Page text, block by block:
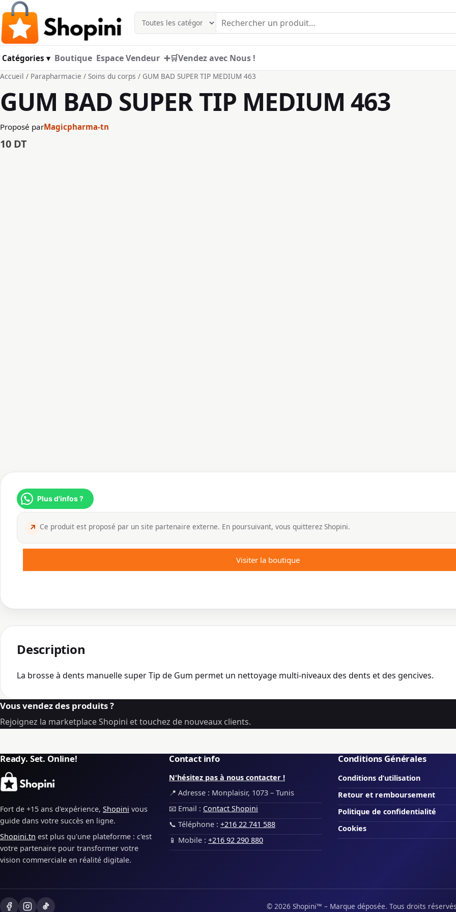
Aller au contenu principal
Catégories ▾ Boutique Espace Vendeur ➕🛒Vendez avec Nous !
Accueil / Parapharmacie / Soins du corps / GUM BAD SUPER TIP MEDIUM 463
GUM BAD SUPER TIP MEDIUM 463
Proposé parMagicpharma-tn
10 DT
Plus d'infos ?
↗ Ce produit est proposé par un site partenaire externe. En poursuivant, vous quitterez Shopini.
Visiter la boutique
Description
La brosse à dents manuelle super Tip de Gum permet un nettoyage multi-niveaux des dents et des gencives.
Vous vendez des produits ?
Rejoignez la marketplace Shopini et touchez de nouveaux clients.
Ready. Set. Online!
Fort de +15 ans d'expérience, Shopini vous
guide dans votre succès en ligne.
Shopini.tn est plus qu'une plateforme : c'est
votre partenaire pour transformer votre
vision commerciale en réalité digitale.
Contact info
N'hésitez pas à nous contacter !
📍 Adresse : Monplaisir, 1073 – Tunis
📧 Email : Contact Shopini
📞 Téléphone : +216 22 741 588
📱 Mobile : +216 92 290 880
Conditions Générales
Conditions d’utilisation
Retour et remboursement
Politique de confidentialité
Cookies
© 2026 Shopini™ – Marque déposée. Tous droits